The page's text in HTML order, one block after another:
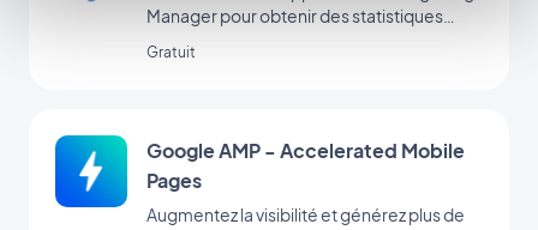
Manager pour obtenir des statistiques
Gratuit
Google AMP - Accelerated Mobile
Pages
Augmentez la visibilité et générez plus de